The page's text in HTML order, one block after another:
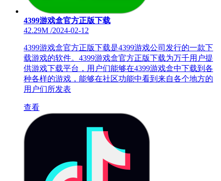
4399游戏盒官方正版下载
42.29M /2024-02-12
4399游戏盒官方正版下载是4399游戏公司发行的一款下
载游戏的软件。4399游戏盒官方正版下载为万千用户提
供游戏下载平台，用户们能够在4399游戏盒中下载到各
种各样的游戏，能够在社区功能中看到来自各个地方的
用户们所发表
查看